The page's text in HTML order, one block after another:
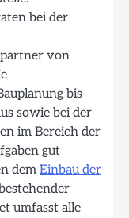
bei der
von
bis
sowie bei der
im Bereich der
gut
dem Einbau der
umfasst alle